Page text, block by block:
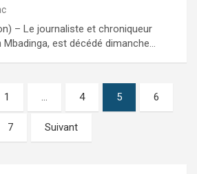
– Le journaliste et chroniqueur
est décédé dimanche…
1 4 5 6
7 Suivant